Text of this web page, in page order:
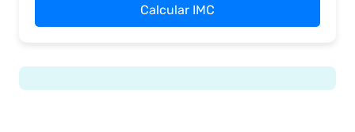
Calcular IMC